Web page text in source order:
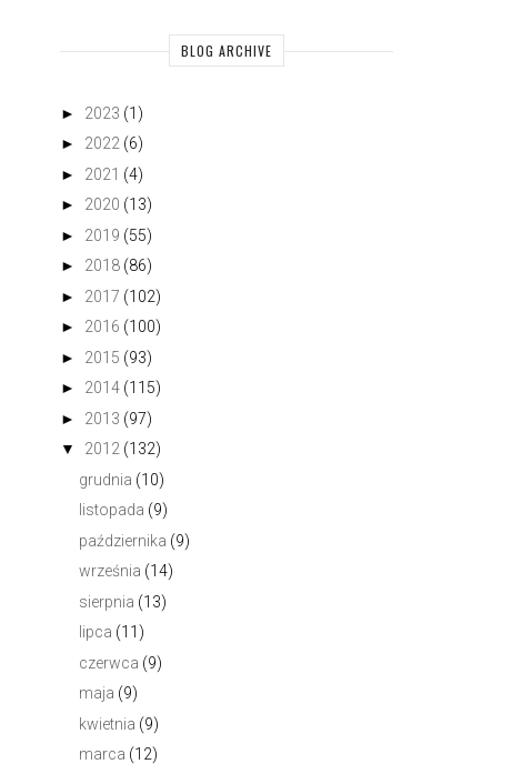
BLOG ARCHIVE
► 2023 (1)
► 2022 (6)
► 2021 (4)
► 2020 (13)
► 2019 (55)
► 2018 (86)
► 2017 (102)
► 2016 (100)
► 2015 (93)
► 2014 (115)
► 2013 (97)
▼
2012 (132)
grudnia (10)
listopada (9)
października (9)
września (14)
sierpnia (13)
lipca (11)
czerwca (9)
maja (9)
kwietnia (9)
marca (12)